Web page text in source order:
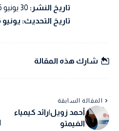
تاريخ النشر: 30 يونيو 2026.
تاريخ التحديث: يونيو 2026.
شارك هذه المقالة
المقالة السابقة
أحمد زويل|رائد كيمياء
الفيمتو